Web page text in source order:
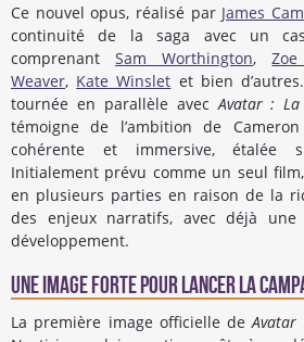
Ce nouvel opus, réalisé par James
continuité de la saga avec un
comprenantSam Worthington,
Weaver, Kate Winslet et bien
tournée en parallèle avec Avatar : La
témoigne de l’ambition de
cohérente et immersive, étalée
Initialement prévu comme un seul
en plusieurs parties en raison de la
des enjeux narratifs, avec déjà
développement.
Une image forte pour lancer la
La première image officielle deAvatar